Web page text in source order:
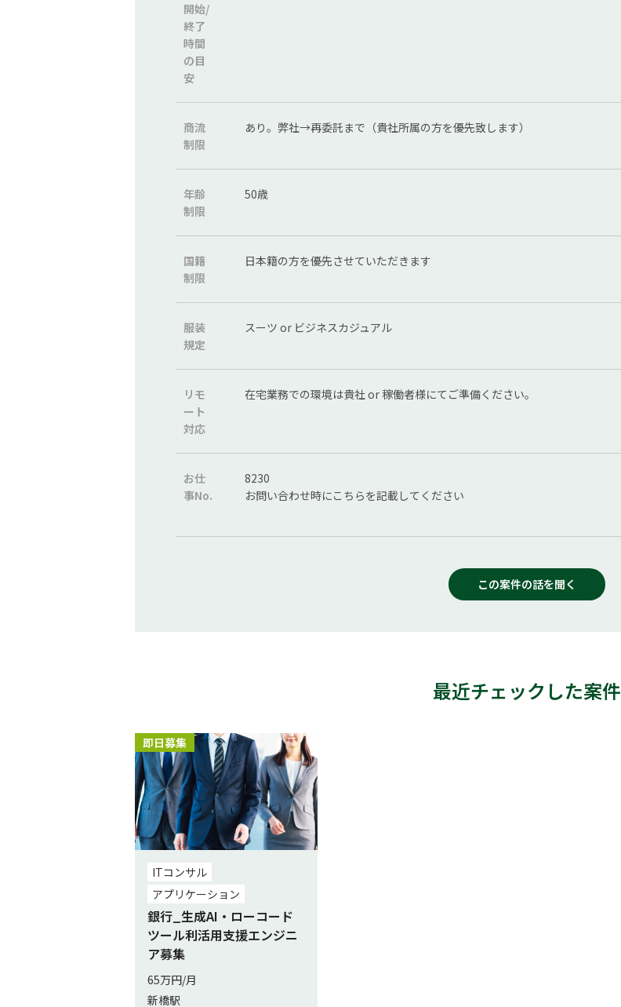
開始/
終了
時間
の目
安
商流
制限
あり。弊社→再委託まで（貴社所属の方を優先致します）
年齢
制限
50歳
国籍
制限
日本籍の方を優先させていただきます
服装
規定
スーツ or ビジネスカジュアル
リモ
ート
対応
在宅業務での環境は貴社 or 稼働者様にてご準備ください。
お仕
事No.
8230
お問い合わせ時にこちらを記載してください
この案件の話を聞く
最近チェックした案件
即日募集
ITコンサル
アプリケーション
銀行_生成AI・ローコード
ツール利活用支援エンジニ
ア募集
65万円/月
新橋駅